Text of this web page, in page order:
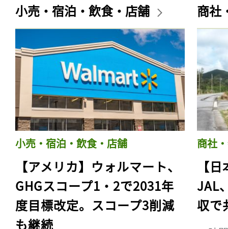
小売・宿泊・飲食・店舗
小売・宿泊・飲食・店舗
【アメリカ】ウォルマート、
GHGスコープ1・2で2031年
度目標改定。スコープ3削減
も継続
商社
商社
【
JAL
収で